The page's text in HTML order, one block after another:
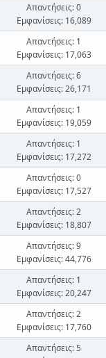
Απαντήσεις: 0
Εμφανίσεις: 16,089
Απαντήσεις: 1
Εμφανίσεις: 17,063
Απαντήσεις: 6
Εμφανίσεις: 26,171
Απαντήσεις: 1
Εμφανίσεις: 19,059
Απαντήσεις: 1
Εμφανίσεις: 17,272
Απαντήσεις: 0
Εμφανίσεις: 17,527
Απαντήσεις: 2
Εμφανίσεις: 18,807
Απαντήσεις: 9
Εμφανίσεις: 44,776
Απαντήσεις: 1
Εμφανίσεις: 20,247
Απαντήσεις: 2
Εμφανίσεις: 17,760
Απαντήσεις: 5